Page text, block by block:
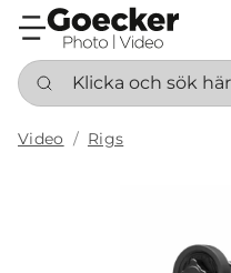
Klicka och sök här
Video Rigs